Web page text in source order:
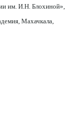
им. И.Н. Блохиной»,
Махачкала,